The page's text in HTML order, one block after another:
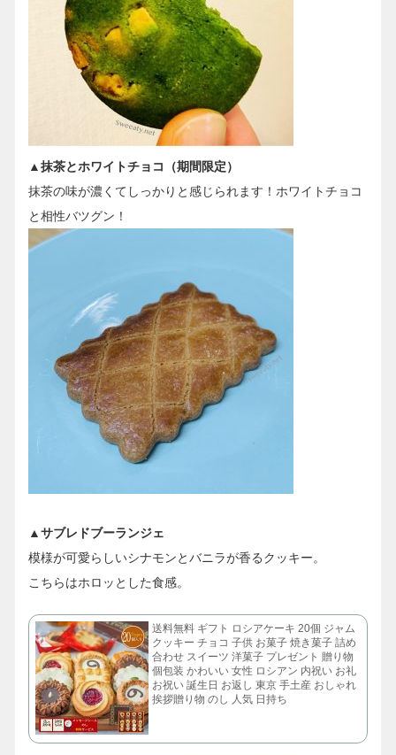
▲抹茶とホワイトチョコ（期間限定）
抹茶の味が濃くてしっかりと感じられます！ホワイトチョコ
と相性バツグン！
▲サブレドブーランジェ
模様が可愛らしいシナモンとバニラが香るクッキー。
こちらはホロッとした食感。
送料無料 ギフト ロシアケーキ 20個 ジャム
クッキー チョコ 子供 お菓子 焼き菓子 詰め
合わせ スイーツ 洋菓子 プレゼント 贈り物
個包装 かわいい 女性 ロシアン 内祝い お礼
お祝い 誕生日 お返し 東京 手土産 おしゃれ
挨拶贈り物 のし 人気 日持ち